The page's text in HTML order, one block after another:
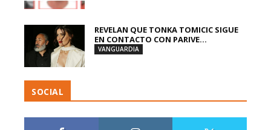
REVELAN QUE TONKA TOMICIC SIGUE
EN CONTACTO CON PARIVE...
VANGUARDIA
SOCIAL